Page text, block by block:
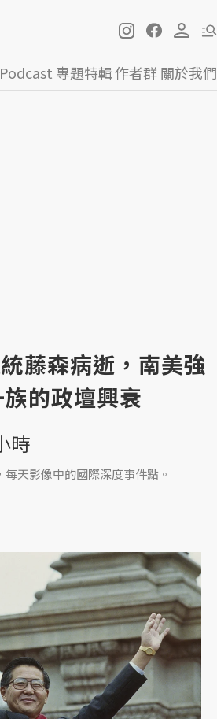
Podcast 專題特輯作者群關於我們
藤森病逝，南美強
的政壇興衰
時
每天影像中的國際深度事件點。